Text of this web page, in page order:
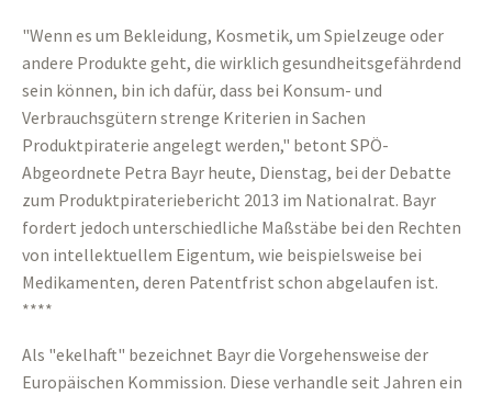
"Wenn es um Bekleidung, Kosmetik, um Spielzeuge oder
andere Produkte geht, die wirklich gesundheitsgefährdend
sein können, bin ich dafür, dass bei Konsum- und
Verbrauchsgütern strenge Kriterien in Sachen
Produktpiraterie angelegt werden," betont SPÖ-
Abgeordnete Petra Bayr heute, Dienstag, bei der Debatte
zum Produktpirateriebericht 2013 im Nationalrat. Bayr
fordert jedoch unterschiedliche Maßstäbe bei den Rechten
von intellektuellem Eigentum, wie beispielsweise bei
Medikamenten, deren Patentfrist schon abgelaufen ist.
****
Als "ekelhaft" bezeichnet Bayr die Vorgehensweise der
Europäischen Kommission. Diese verhandle seit Jahren ein